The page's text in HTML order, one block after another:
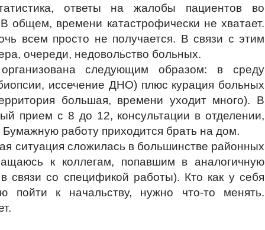
ответы на жалобы пациентов во
общем, времени катастрофически не хватает.
всем просто не получается. В связи с этим
очереди, недовольство больных.
следующим образом: в среду
иссечение ДНО) плюс курация больных
большая, времени уходит много). В
прием с 8 до 12, консультации в отделении,
работу приходится брать на дом.
ситуация сложилась в большинстве районных
к коллегам, попавшим в аналогичную
связи со спецификой работы). Кто как у себя
пойти к начальству, нужно что-то менять.